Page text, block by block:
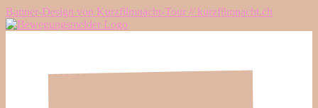
Banner-Design von Kurzfilmnacht-Tour // kurzfilmnacht.ch